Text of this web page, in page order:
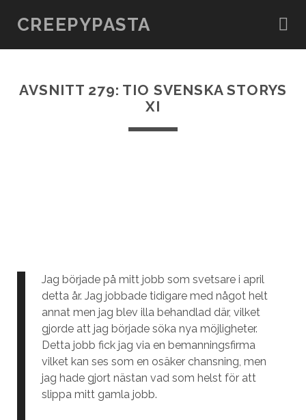
CREEPYPASTA
AVSNITT 279: TIO SVENSKA STORYS
XI
Jag började på mitt jobb som svetsare i april
detta år. Jag jobbade tidigare med något helt
annat men jag blev illa behandlad där, vilket
gjorde att jag började söka nya möjligheter.
Detta jobb fick jag via en bemanningsfirma
vilket kan ses som en osäker chansning, men
jag hade gjort nästan vad som helst för att
slippa mitt gamla jobb.